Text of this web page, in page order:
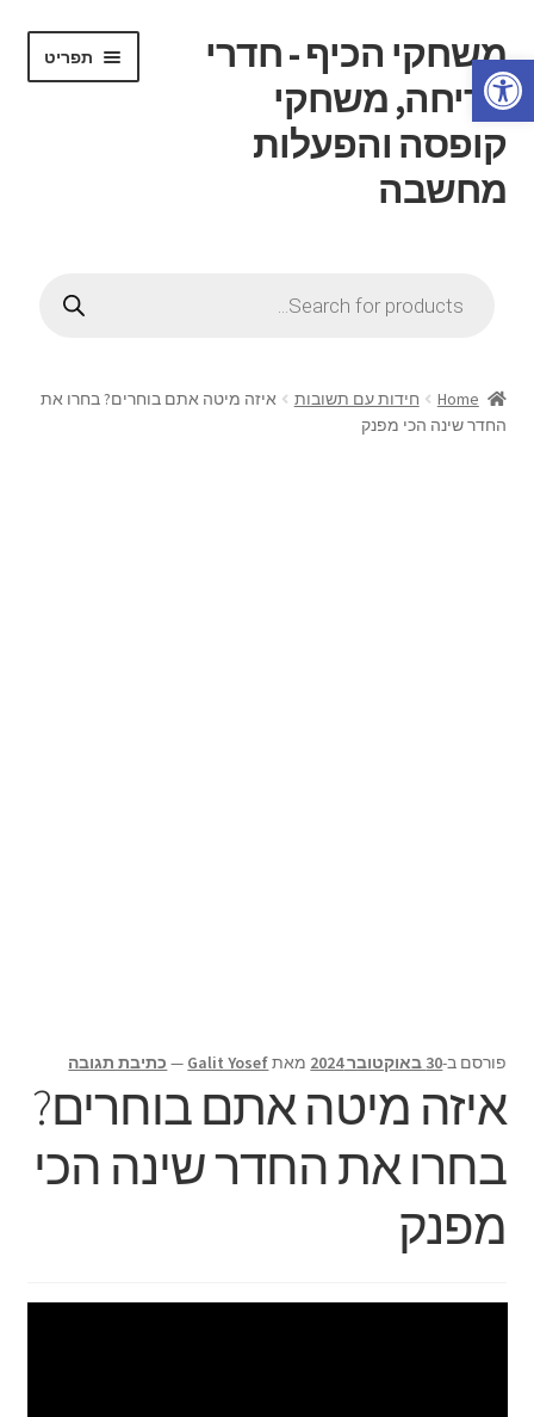
פתח סרגל נגישות
דלג
לניווט
לדלג
לתוכן
משחקי הכיף - חדרי
בריחה, משחקי
קופסה והפעלות
מחשבה
תפריט
תפריט
הרחב
הילד
את
חדרי בריחה
search
Home חידות עם תשובות
איזה מיטה אתם בוחרים? בחרו את
החדר שינה הכי מפנק
פורסם ב-30 באוקטובר 2024 מאתGalit Yosef
— כתיבת תגובה
איזה מיטה אתם בוחרים?
בחרו את החדר שינה הכי
מפנק